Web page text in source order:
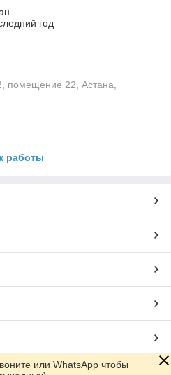
год
помещение 22, Астана,
работы
Satu.kz
или WhatsApp чтобы